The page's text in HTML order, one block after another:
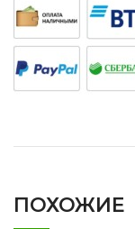
ПОХОЖИЕ